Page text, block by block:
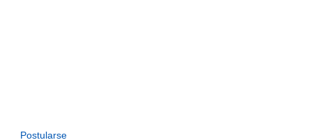
Postularse